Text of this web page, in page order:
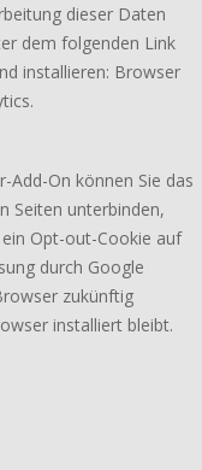
dieser Daten
dem folgenden Link
installieren: Browser
Add-On können Sie das
Seiten unterbinden,
Opt-out-Cookie auf
durch Google
zukünftig
installiert bleibt.